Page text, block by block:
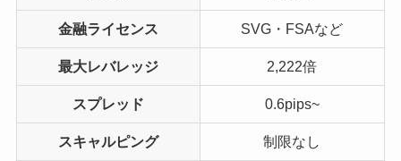
金融ライセンス SVG・FSAなど
最大レバレッジ 2,222倍
スプレッド 0.6pips~
スキャルピング 制限なし